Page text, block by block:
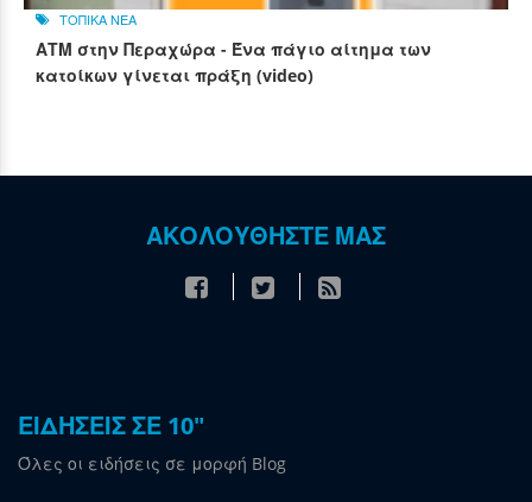
ΤΟΠΙΚΑ ΝΕΑ
ΑΤΜ στην Περαχώρα - Ένα πάγιο αίτημα των
κατοίκων γίνεται πράξη (video)
ΑΚΟΛΟΥΘΗΣΤΕ ΜΑΣ
ΕΙΔΗΣΕΙΣ ΣΕ 10"
Όλες οι ειδήσεις σε μορφή Blog